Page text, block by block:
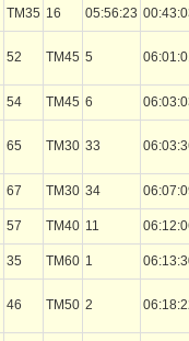
TM35 16 05:56:23
52 TM45 5
54 TM45 6
65 TM30 33
67 TM30 34
57 TM40 11
35 TM60 1
46 TM50 2